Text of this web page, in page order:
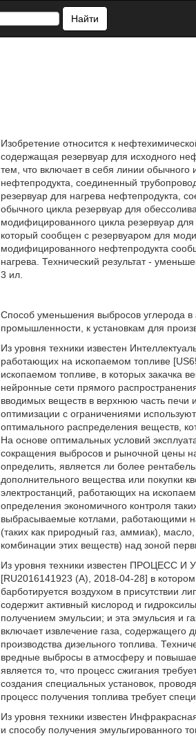
Найти
Изобретение относится к
содержащая резервуар для исходного
тем, что включает в себя линии
нефтепродукта, соединенный
резервуар для нагрева нефтепродукта,
обычного цикла резервуар для
модифицированного цикла резервуар
который сообщен с резервуаром для
модифицированного нефтепродукта
нагрева. Технический результат -
3 ил.
Способ уменьшения выбросов углерода в
промышленности, к установкам для
Из уровня техники известен
работающих на ископаемом топливе
ископаемом топливе, в которых закачка
нейронные сети прямого
вводимых веществ в верхнюю часть
оптимизации с ограничениями
оптимального распределения веществ,
На основе оптимальных условий
сокращения выбросов и рыночной цены
определить, является ли более
дополнительного вещества или покупки
электростанций, работающих на
определения экономичного контроля
выбрасываемые котлами, работающими
(таких как природный газ, аммиак),
комбинации этих веществ) над зоной
Из уровня техники известен
[RU2016141923 (A), 2018-04-28] в
барботируется воздухом в присутствии
содержит активный кислород и
получением эмульсии; и эта эмульсия и
включает извлечение газа, содержащего
производства дизельного топлива.
вредные выбросы в атмосферу и
является то, что процесс сжигания
создания специальных установок,
процесс получения топлива требует
Из уровня техники известен
и способу получения эмульгированного